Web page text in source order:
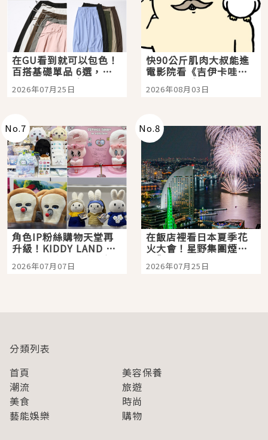
在GU看到就可以包色！
百搭基礎單品 6選，閉
眼全收也不心疼
2026年07月25日
快90公斤肌肉大叔能進
電影院看《吉伊卡哇》
嗎？日本重金屬樂團
「打首」會長與nagano
2026年08月03日
No.7
角色IP粉絲購物天堂再
升級！KIDDY LAND 原
宿店吉伊卡哇迎客，新
開幕 OMOKADO 店3分
2026年07月07日
No.8
在飯店裡看日本夏季花
火大會！星野集團煙火
景觀飯店6選，讓你不用
人擠人悠閒欣賞
2026年07月25日
分類列表
首頁
美容保養
潮流
旅遊
美食
時尚
藝能娛樂
購物